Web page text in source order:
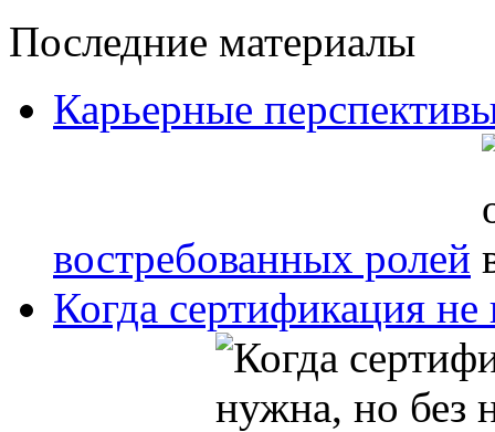
Последние материалы
Карьерные
востребованных ролей
Когда сертификация